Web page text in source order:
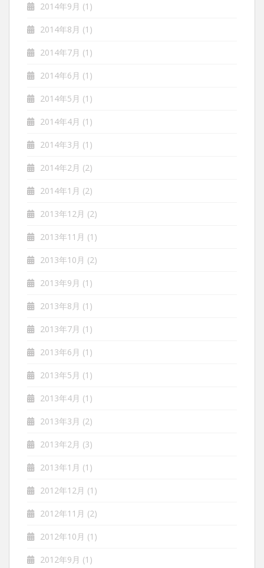
2014年9月 (1)
2014年8月 (1)
2014年7月 (1)
2014年6月 (1)
2014年5月 (1)
2014年4月 (1)
2014年3月 (1)
2014年2月 (2)
2014年1月 (2)
2013年12月 (2)
2013年11月 (1)
2013年10月 (2)
2013年9月 (1)
2013年8月 (1)
2013年7月 (1)
2013年6月 (1)
2013年5月 (1)
2013年4月 (1)
2013年3月 (2)
2013年2月 (3)
2013年1月 (1)
2012年12月 (1)
2012年11月 (2)
2012年10月 (1)
2012年9月 (1)